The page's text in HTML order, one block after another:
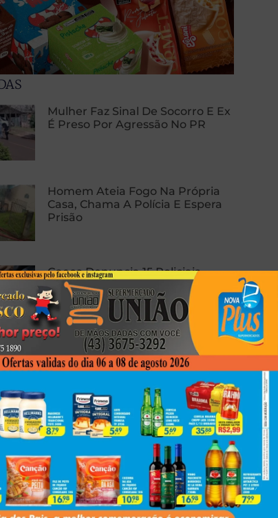
Mulher Faz Sinal De Socorro E Ex
É Preso Por Agressão No PR
Homem Ateia Fogo Na Própria
Casa, Chama A Polícia E Espera
Prisão
Gaeco Denuncia 15 Policiais
Militares Por Corrupção Em
Londrina
Laudo Revela Que Fotógrafa De
Londrina Sobreviveu À Queda
Afogada
Next